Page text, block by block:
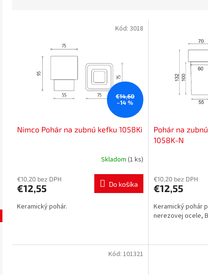
€14,60
–14 %
Nimco Pohár na zubnú kefku 1058Ki
Skladom (1 ks)
€10,20 bez DPH
€12,55 Do košíka
Keramický pohár.
Kód: 3018
Pohár na
1058K-N
€10,20 bez DPH
€12,55
Keramický pohár
nerezovej ocele,
Kód: 101321